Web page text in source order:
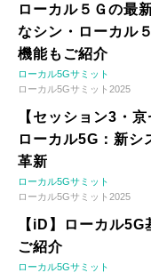
ローカル５Ｇの最
なシン・ローカル
機能もご紹介
ローカル5Gサミット
ローカル5Gサミット2025
【セッション3・
ローカル5G：新シ
革新
ローカル5Gサミット
ローカル5Gサミット2025
【iD】ローカル
ご紹介
ローカル5Gサミット